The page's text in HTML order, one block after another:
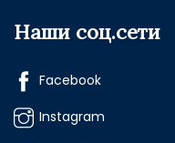
Наши соц.сети
Facebook
Instagram